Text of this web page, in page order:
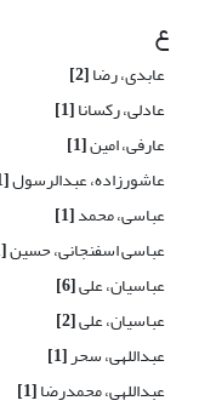
ع
عابدی، رضا[2]
عادلی، رکسانا[1]
عارفی، امین[1]
عاشورزاده، عبدالرسول[1]
عباسی، محمد[1]
عباسی اسفنجانی، حسین[1]
عباسیان، علی[6]
عباسیان، علی[2]
عبداللهی، سحر[1]
عبداللهی، محمدرضا[1]